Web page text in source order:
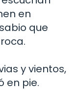
en
que
y vientos,
en pie.